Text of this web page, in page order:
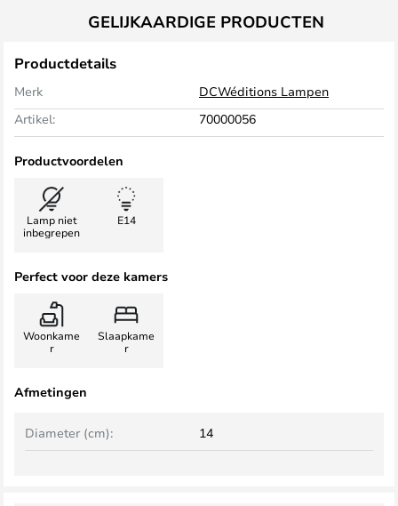
GELIJKAARDIGE PRODUCTEN
Productdetails
Merk
DCWéditions Lampen
Artikel:
70000056
Productvoordelen
Lamp niet
inbegrepen
E14
Perfect voor deze kamers
Woonkame
r
Slaapkame
r
Afmetingen
Diameter (cm): 14